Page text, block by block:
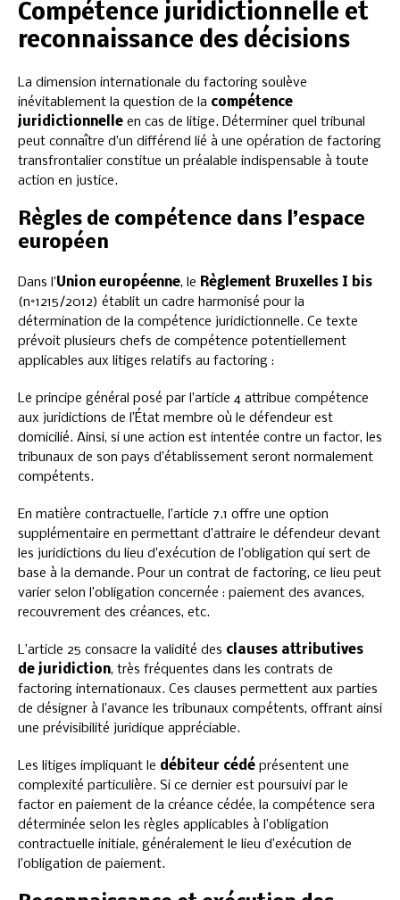
Compétence juridictionnelle et
reconnaissance des décisions
La dimension internationale du factoring soulève
inévitablement la question de la compétence
juridictionnelle en cas de litige. Déterminer quel tribunal
peut connaître d’un différend lié à une opération de factoring
transfrontalier constitue un préalable indispensable à toute
action en justice.
Règles de compétence dans l’espace
européen
Dans l’Union européenne, le Règlement Bruxelles I bis
(n°1215/2012) établit un cadre harmonisé pour la
détermination de la compétence juridictionnelle. Ce texte
prévoit plusieurs chefs de compétence potentiellement
applicables aux litiges relatifs au factoring :
Le principe général posé par l’article 4 attribue compétence
aux juridictions de l’État membre où le défendeur est
domicilié. Ainsi, si une action est intentée contre un factor, les
tribunaux de son pays d’établissement seront normalement
compétents.
En matière contractuelle, l’article 7.1 offre une option
supplémentaire en permettant d’attraire le défendeur devant
les juridictions du lieu d’exécution de l’obligation qui sert de
base à la demande. Pour un contrat de factoring, ce lieu peut
varier selon l’obligation concernée : paiement des avances,
recouvrement des créances, etc.
L’article 25 consacre la validité des clauses attributives
de juridiction, très fréquentes dans les contrats de
factoring internationaux. Ces clauses permettent aux parties
de désigner à l’avance les tribunaux compétents, offrant ainsi
une prévisibilité juridique appréciable.
Les litiges impliquant le débiteur cédé présentent une
complexité particulière. Si ce dernier est poursuivi par le
factor en paiement de la créance cédée, la compétence sera
déterminée selon les règles applicables à l’obligation
contractuelle initiale, généralement le lieu d’exécution de
l’obligation de paiement.